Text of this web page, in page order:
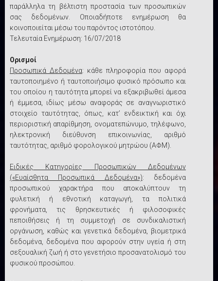
παράλληλα τη βέλτιστη προστασία των προσωπικών
σας δεδομένων. Οποιαδήποτε ενημέρωση θα
κοινοποιείται μέσω του παρόντος ιστοτόπου.
Τελευταία Ενημέρωση: 16/07/2018
Ορισμοί
Προσωπικά Δεδομένα: κάθε πληροφορία που αφορά
ταυτοποιημένο ή ταυτοποιήσιμο φυσικό πρόσωπο και
του οποίου η ταυτότητα μπορεί να εξακριβωθεί άμεσα
ή έμμεσα, ιδίως μέσω αναφοράς σε αναγνωριστικό
στοιχείο ταυτότητας, όπως, κατ’ ενδεικτική και όχι
περιοριστική απαρίθμηση, ονοματεπώνυμο, τηλέφωνο,
ηλεκτρονική διεύθυνση επικοινωνίας, αριθμό
ταυτότητας, αριθμό φορολογικού μητρώου (ΑΦΜ).
Ειδικές Κατηγορίες Προσωπικών Δεδομένων
(«Ευαίσθητα Προσωπικά Δεδομένα»): δεδομένα
προσωπικού χαρακτήρα που αποκαλύπτουν τη
φυλετική ή εθνοτική καταγωγή, τα πολιτικά
φρονήματα, τις θρησκευτικές ή φιλοσοφικές
πεποιθήσεις ή τη συμμετοχή σε συνδικαλιστική
οργάνωση, καθώς και γενετικά δεδομένα, βιομετρικά
δεδομένα, δεδομένα που αφορούν στην υγεία ή στη
σεξουαλική ζωή ή στο γενετήσιο προσανατολισμό του
φυσικού προσώπου.